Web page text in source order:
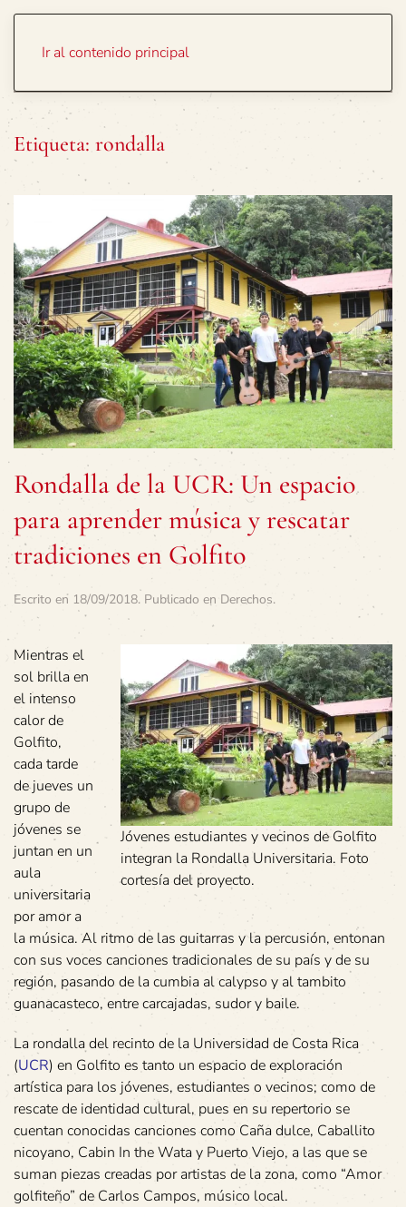
Ir al contenido principal
Etiqueta: rondalla
Rondalla de la UCR: Un espacio
para aprender música y rescatar
tradiciones en Golfito
Escrito en 18/09/2018. Publicado en Derechos.
Jóvenes estudiantes y vecinos de Golfito
integran la Rondalla Universitaria. Foto
cortesía del proyecto.
Mientras el
sol brilla en
el intenso
calor de
Golfito,
cada tarde
de jueves un
grupo de
jóvenes se
juntan en un
aula
universitaria
por amor a
la música. Al ritmo de las guitarras y la percusión, entonan
con sus voces canciones tradicionales de su país y de su
región, pasando de la cumbia al calypso y al tambito
guanacasteco, entre carcajadas, sudor y baile.
La rondalla del recinto de la Universidad de Costa Rica
(UCR) en Golfito es tanto un espacio de exploración
artística para los jóvenes, estudiantes o vecinos; como de
rescate de identidad cultural, pues en su repertorio se
cuentan conocidas canciones como Caña dulce, Caballito
nicoyano, Cabin In the Wata y Puerto Viejo, a las que se
suman piezas creadas por artistas de la zona, como “Amor
golfiteño” de Carlos Campos, músico local.